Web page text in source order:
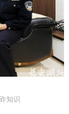
知识